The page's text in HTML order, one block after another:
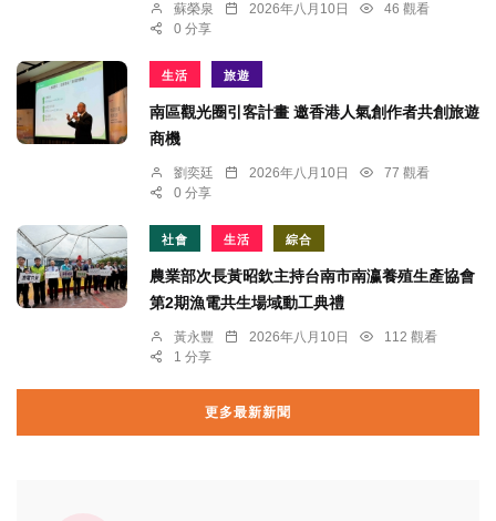
蘇榮泉 2026年八月10日
46 觀看
0 分享
生活 旅遊
南區觀光圈引客計畫 邀香港人氣創作者共創旅遊
商機
劉奕廷 2026年八月10日
77 觀看
0 分享
社會 生活 綜合
農業部次長黃昭欽主持台南市南瀛養殖生產協會
第2期漁電共生場域動工典禮
黃永豐 2026年八月10日
112 觀看
1 分享
更多最新新聞